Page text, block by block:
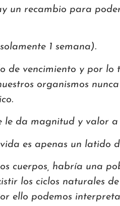
un recambio para
1 semana).
de vencimiento y por lo
organismos nunca
le da magnitud y valor
es apenas un latido
cuerpos, habría una
los ciclos naturales
ello podemos